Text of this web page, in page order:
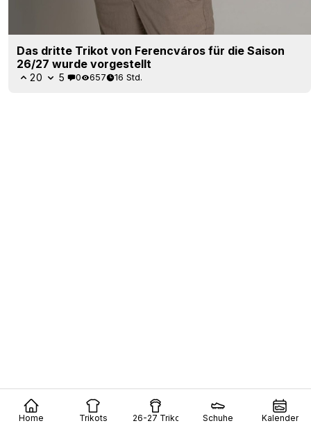
Home Trikots 26-27 Trikots Schuhe Kalender
Das dritte Trikot von Ferencváros für die Saison
26/27 wurde vorgestellt
20 5 0 657 16 Std.